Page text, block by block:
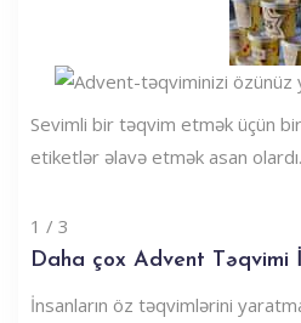
Sevimli bir təqvim etmək üçün
etiketlər əlavə etmək asan olardı.
1 / 3
Daha çox Advent Təqvimi
İnsanların öz təqvimlərini